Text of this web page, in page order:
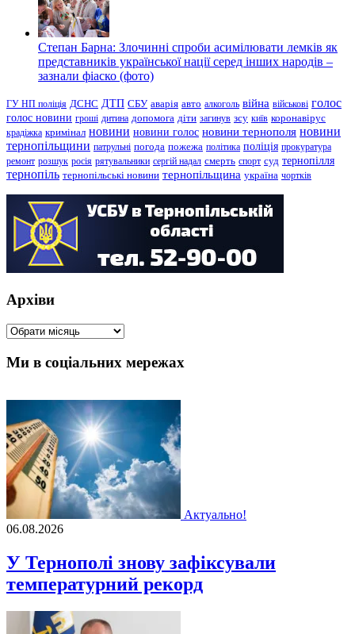
Степан Барна: Злочинні спроби асимілювати лемків як
представників української нації серед інших народів –
зазнали фіаско (фото)
ГУ НП поліція ДСНС ДТП СБУ аварія авто алкоголь війна військові голос
голос новини гроші дитина допомога діти загинув зсу київ коронавірус
крадіжка кримінал новини новини голос новини тернополя новини
тернопільщини патрульні погода пожежа політика поліція прокуратура
ремонт розшук росія рятувальники сергій надал смерть спорт суд тернопілля
тернопіль тернопільські новини тернопільщина україна чортків
Архіви
Архіви
Ми в соціальних мережах
Актуально!
06.08.2026
У Тернополі знову зафіксували
температурний рекорд